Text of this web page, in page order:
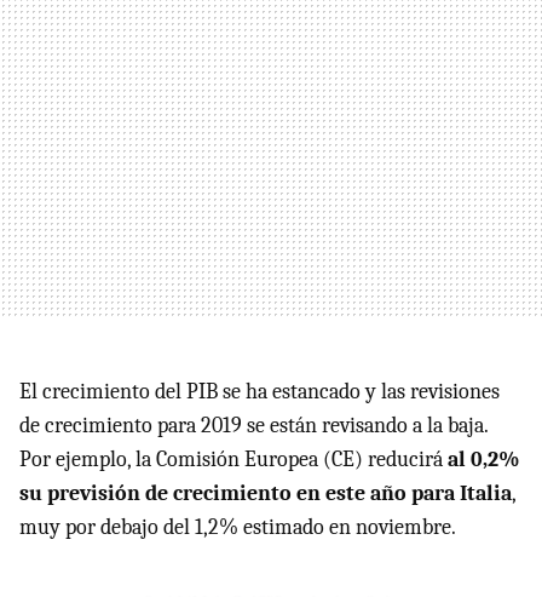
El crecimiento del PIB se ha estancado y las revisiones
de crecimiento para 2019 se están revisando a la baja.
Por ejemplo, la Comisión Europea (CE) reduciráal 0,2%
su previsión de crecimiento en este año para Italia,
muy por debajo del 1,2% estimado en noviembre.